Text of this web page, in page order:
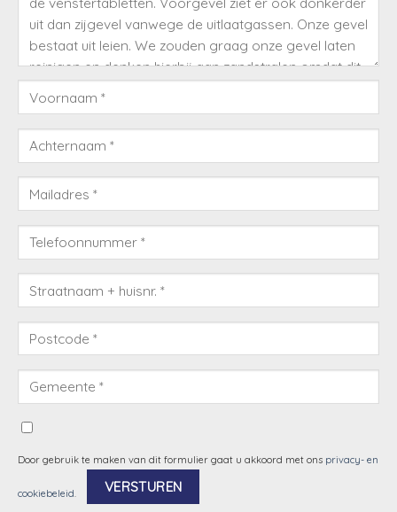
Door gebruik te maken van dit formulier gaat u akkoord met ons privacy- en
cookiebeleid.